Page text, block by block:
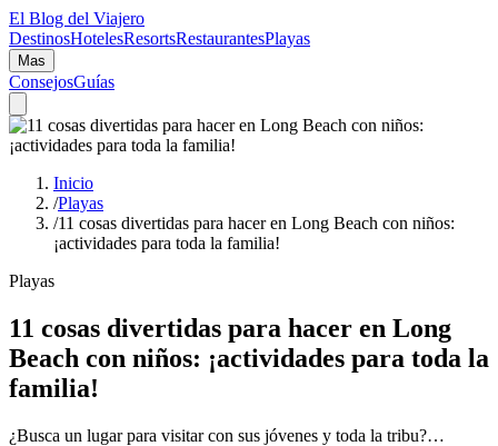
El Blog del Viajero
DestinosHotelesResortsRestaurantesPlayas
Mas
ConsejosGuías
Inicio
/Playas
/11 cosas divertidas para hacer en Long Beach con niños:
¡actividades para toda la familia!
Playas
11 cosas divertidas para hacer en Long
Beach con niños: ¡actividades para toda la
familia!
¿Busca un lugar para visitar con sus jóvenes y toda la tribu?…